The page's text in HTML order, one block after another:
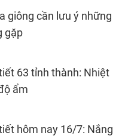
giông cần lưu ý những
gặp
63 tỉnh thành: Nhiệt
ẩm
hôm nay 16/7: Nắng